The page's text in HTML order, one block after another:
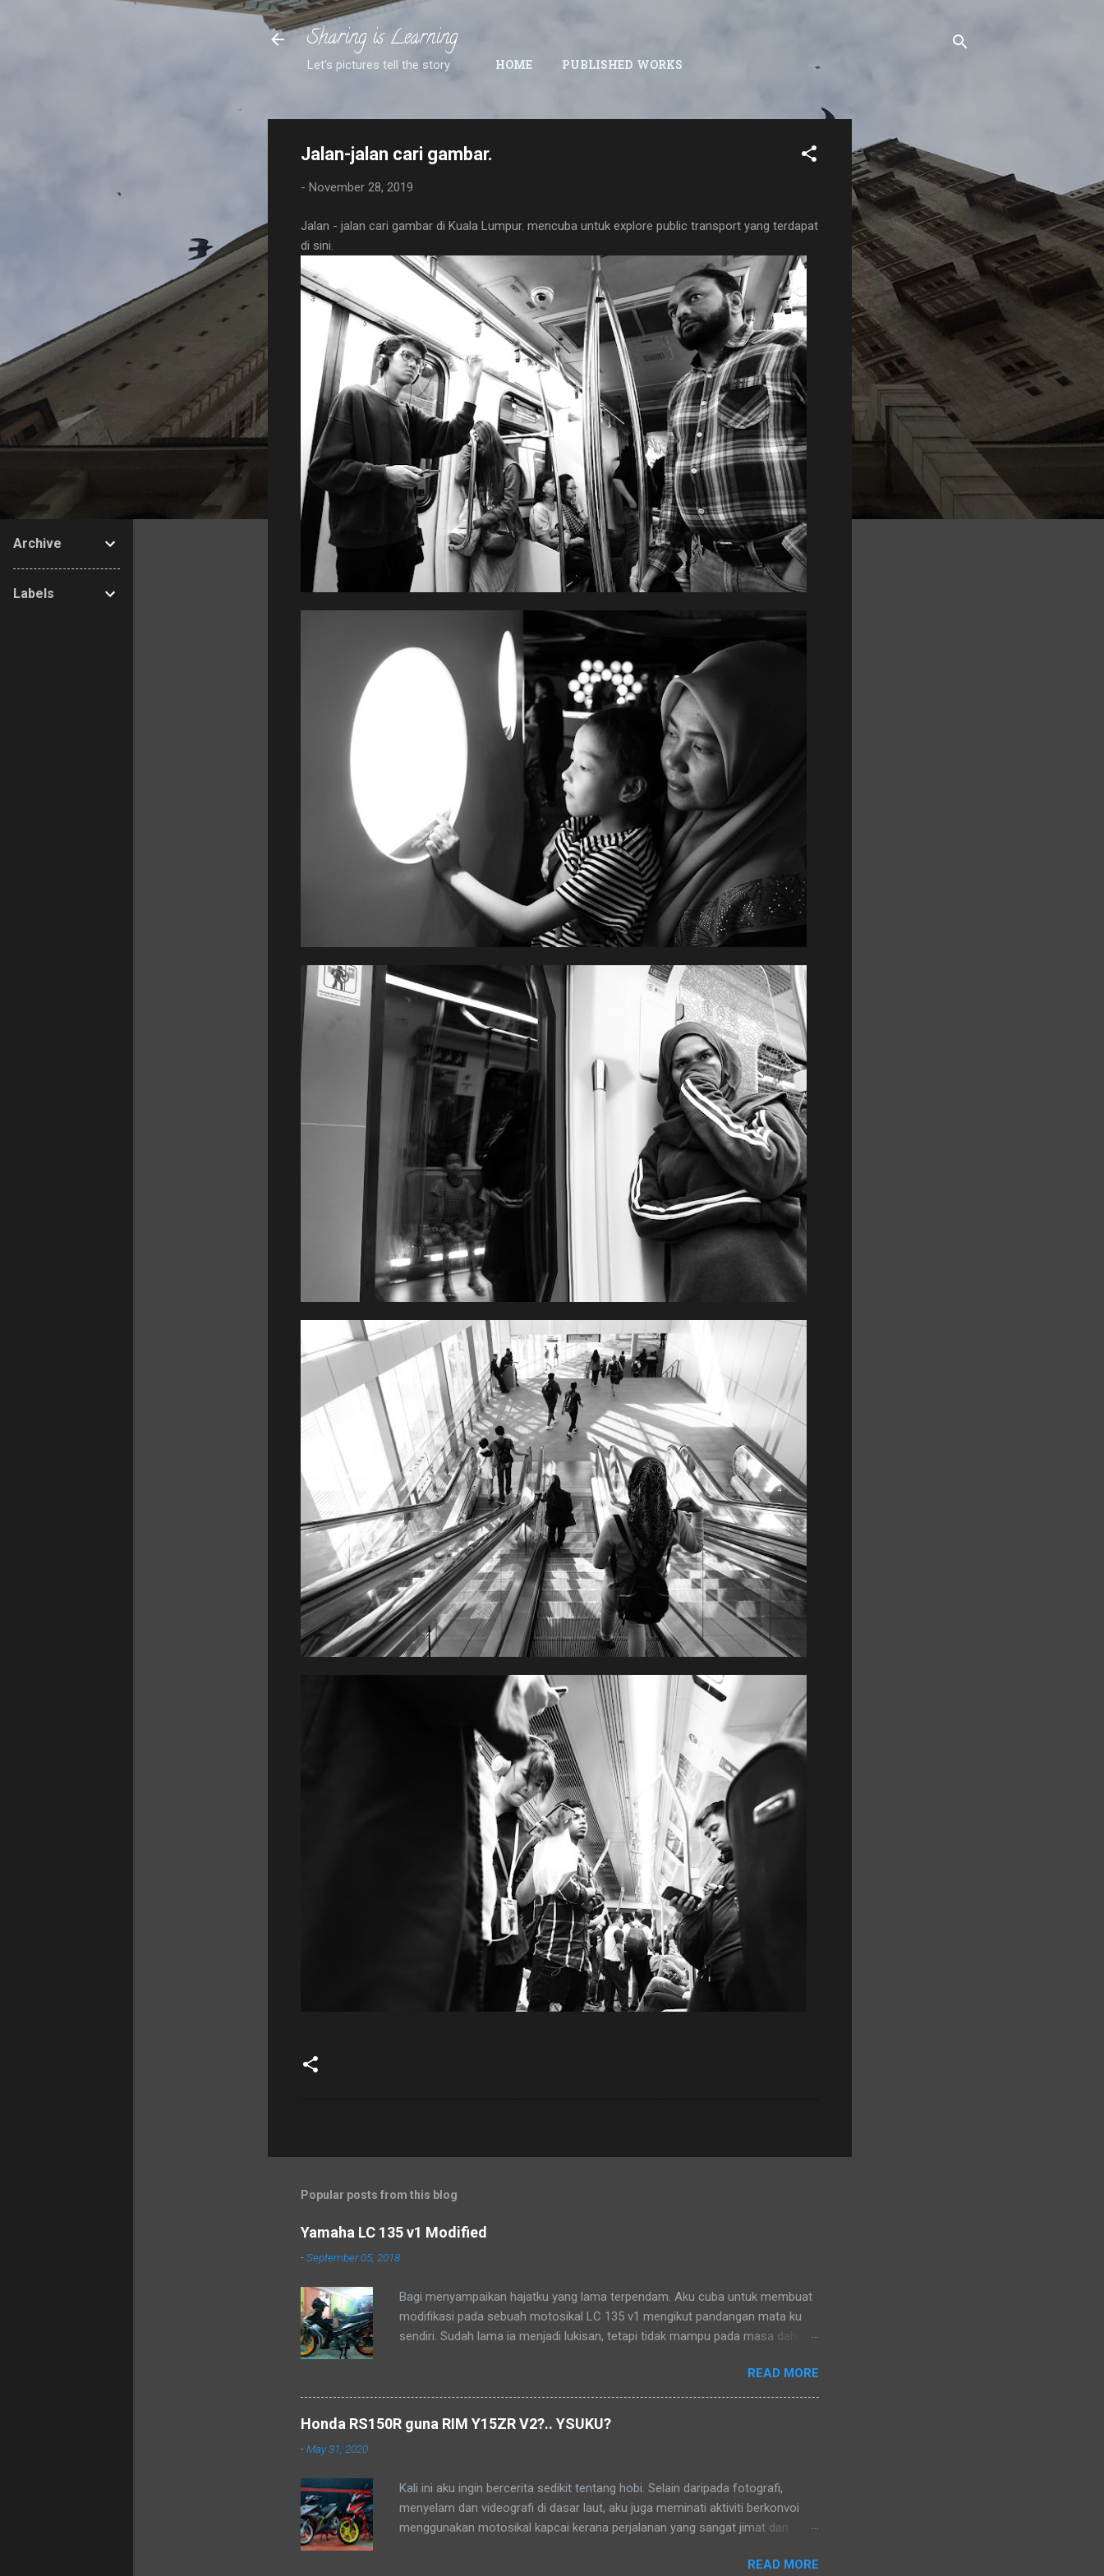
Sharing is Learning
Let's pictures tell the story HOME PUBLISHED WORKS
Jalan-jalan cari gambar.
- November 28, 2019
Jalan - jalan cari gambar di Kuala Lumpur. mencuba untuk explore public transport yang terdapat
di sini.
Popular posts from this blog
Yamaha LC 135 v1 Modified
-September 05, 2018
Bagi menyampaikan hajatku yang lama terpendam. Aku cuba untuk membuat
modifikasi pada sebuah motosikal LC 135 v1 mengikut pandangan mata ku
sendiri. Sudah lama ia menjadi lukisan, tetapi tidak mampu pada masa dahulu.
READ MORE
Honda RS150R guna RIM Y15ZR V2?.. YSUKU?
-May 31, 2020
Kali ini aku ingin bercerita sedikit tentang hobi. Selain daripada fotografi,
menyelam dan videografi di dasar laut, aku juga meminati aktiviti berkonvoi
menggunakan motosikal kapcai kerana perjalanan yang sangat jimat dan
lensa kamera. Aku dan kawan-kawan sebenarnya sudah merancang untuk
READ MORE
Archive
Labels